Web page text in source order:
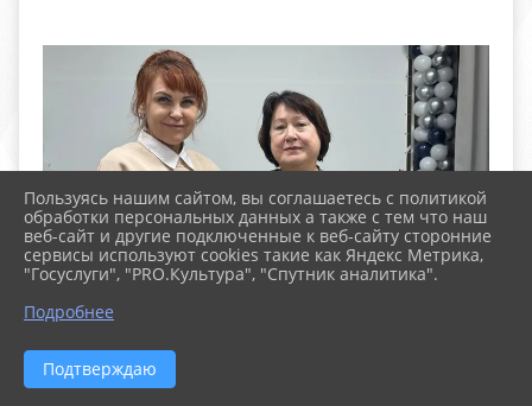
Пользуясь нашим сайтом, вы соглашаетесь с политикой
обработки персональных данных а также с тем что наш
веб-сайт и другие подключенные к веб-сайту сторонние
сервисы используют cookies такие как Яндекс Метрика,
"Госуслуги", "PRO.Культура", "Спутник аналитика".
Подробнее
Подтверждаю